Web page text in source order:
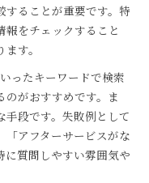
ることが重要です。特
報をチェックすること
す。
ったキーワードで検索
のがおすすめです。ま
段です。失敗例として
「アフターサービスがな
に質問しやすい雰囲気や